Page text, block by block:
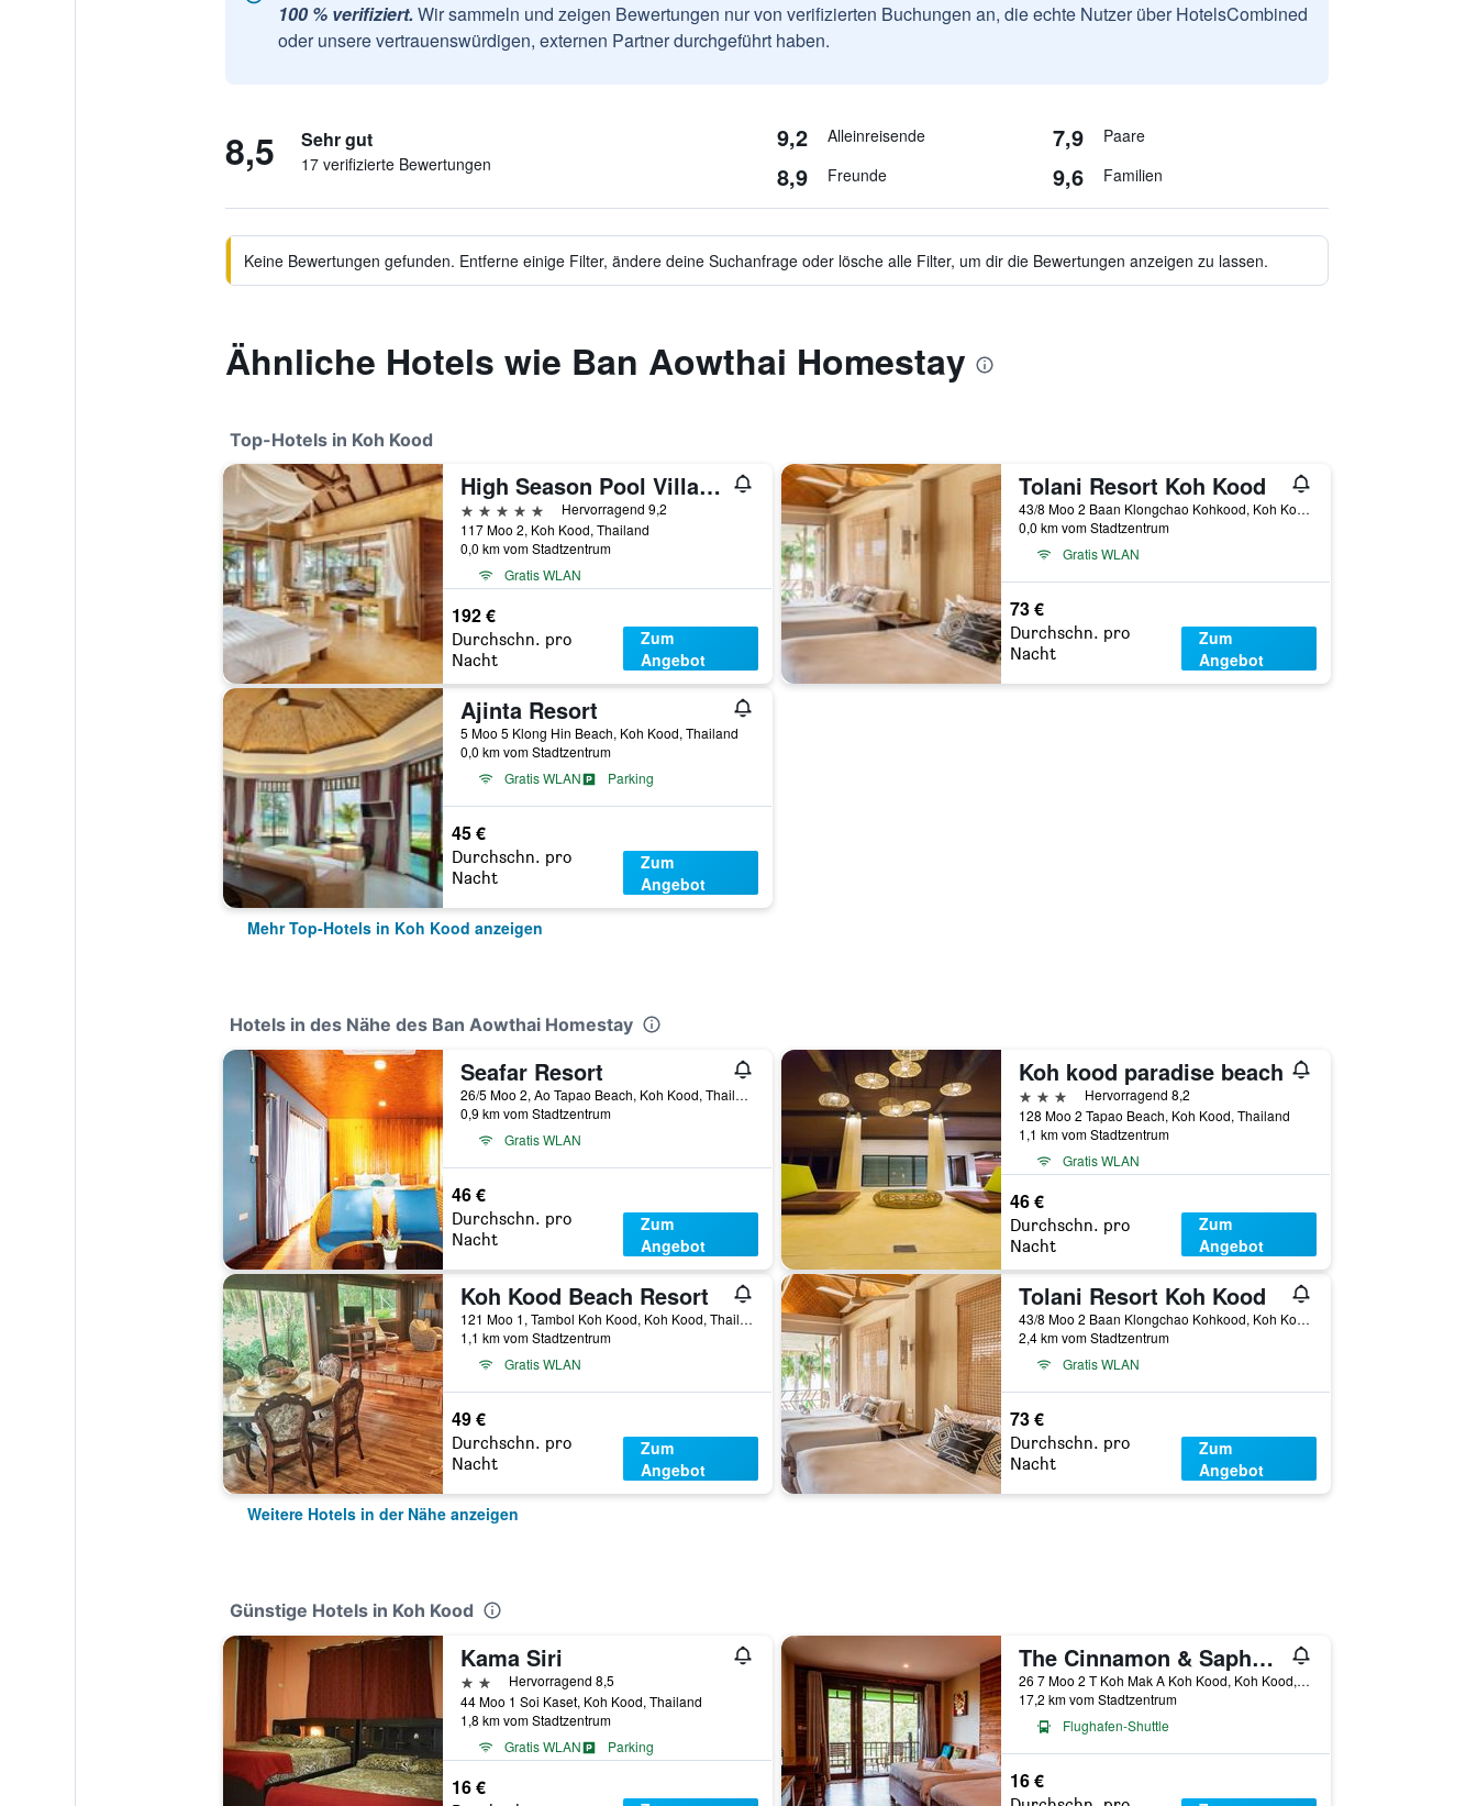
100 % verifiziert. Wir sammeln und zeigen Bewertungen nur von verifizierten Buchungen an, die echte Nutzer über HotelsCombined
oder unsere vertrauenswürdigen, externen Partner durchgeführt haben.
8,5 Sehr gut
17 verifizierte Bewertungen
9,2 Alleinreisende 7,9 Paare
8,9 Freunde 9,6 Familien
Keine Bewertungen gefunden. Entferne einige Filter, ändere deine Suchanfrage oder lösche alle Filter, um dir die Bewertungen anzeigen zu lassen.
Ähnliche Hotels wie Ban Aowthai Homestay
Top-Hotels in Koh Kood
High Season Pool Villa & Spa
5 Sterne
Hervorragend 9,2
117 Moo 2, Koh Kood, Thailand
0,0 km vom Stadtzentrum
Gratis WLAN
192 €
Durchschn. pro
Nacht
Zum
Angebot
Tolani Resort Koh Kood
43/8 Moo 2 Baan Klongchao Kohkood, Koh Kood, Thailand
0,0 km vom Stadtzentrum
Gratis WLAN
73 €
Durchschn. pro
Nacht
Zum
Angebot
Ajinta Resort
5 Moo 5 Klong Hin Beach, Koh Kood, Thailand
0,0 km vom Stadtzentrum
Gratis WLAN
Parking
45 €
Durchschn. pro
Nacht
Zum
Angebot
Mehr Top-Hotels in Koh Kood anzeigen
Hotels in des Nähe des Ban Aowthai Homestay
Seafar Resort
26/5 Moo 2, Ao Tapao Beach, Koh Kood, Thailand
0,9 km vom Stadtzentrum
Gratis WLAN
46 €
Durchschn. pro
Nacht
Zum
Angebot
Koh kood paradise beach
3 Sterne
Hervorragend 8,2
128 Moo 2 Tapao Beach, Koh Kood, Thailand
1,1 km vom Stadtzentrum
Gratis WLAN
46 €
Durchschn. pro
Nacht
Zum
Angebot
Koh Kood Beach Resort
121 Moo 1, Tambol Koh Kood, Koh Kood, Thailand
1,1 km vom Stadtzentrum
Gratis WLAN
49 €
Durchschn. pro
Nacht
Zum
Angebot
Tolani Resort Koh Kood
43/8 Moo 2 Baan Klongchao Kohkood, Koh Kood, Thailand
2,4 km vom Stadtzentrum
Gratis WLAN
73 €
Durchschn. pro
Nacht
Zum
Angebot
Weitere Hotels in der Nähe anzeigen
Günstige Hotels in Koh Kood
Kama Siri
2 SterneHervorragend 8,5
44 Moo 1 Soi Kaset, Koh Kood, Thailand
1,8 km vom Stadtzentrum
Gratis WLAN
Parking
16 €
The Cinnamon & Saphan Sufan Resort, Koh Mak
26 7 Moo 2 T Koh Mak A Koh Kood, Koh Kood, Thailand
17,2 km vom Stadtzentrum
Flughafen-Shuttle
16 €